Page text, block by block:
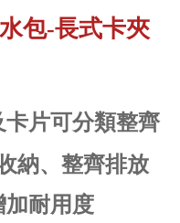
包-長式卡夾
卡片可分類整齊
納、整齊排放
加耐用度